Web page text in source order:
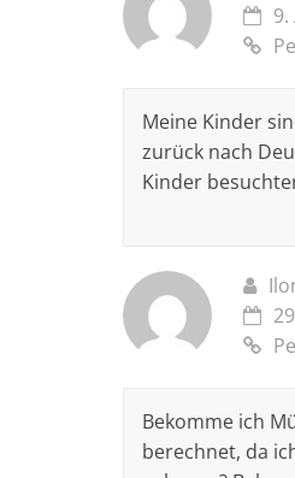
Meine Kinder
zurück nach
Kinder
Bekomme ich
berechnet, da